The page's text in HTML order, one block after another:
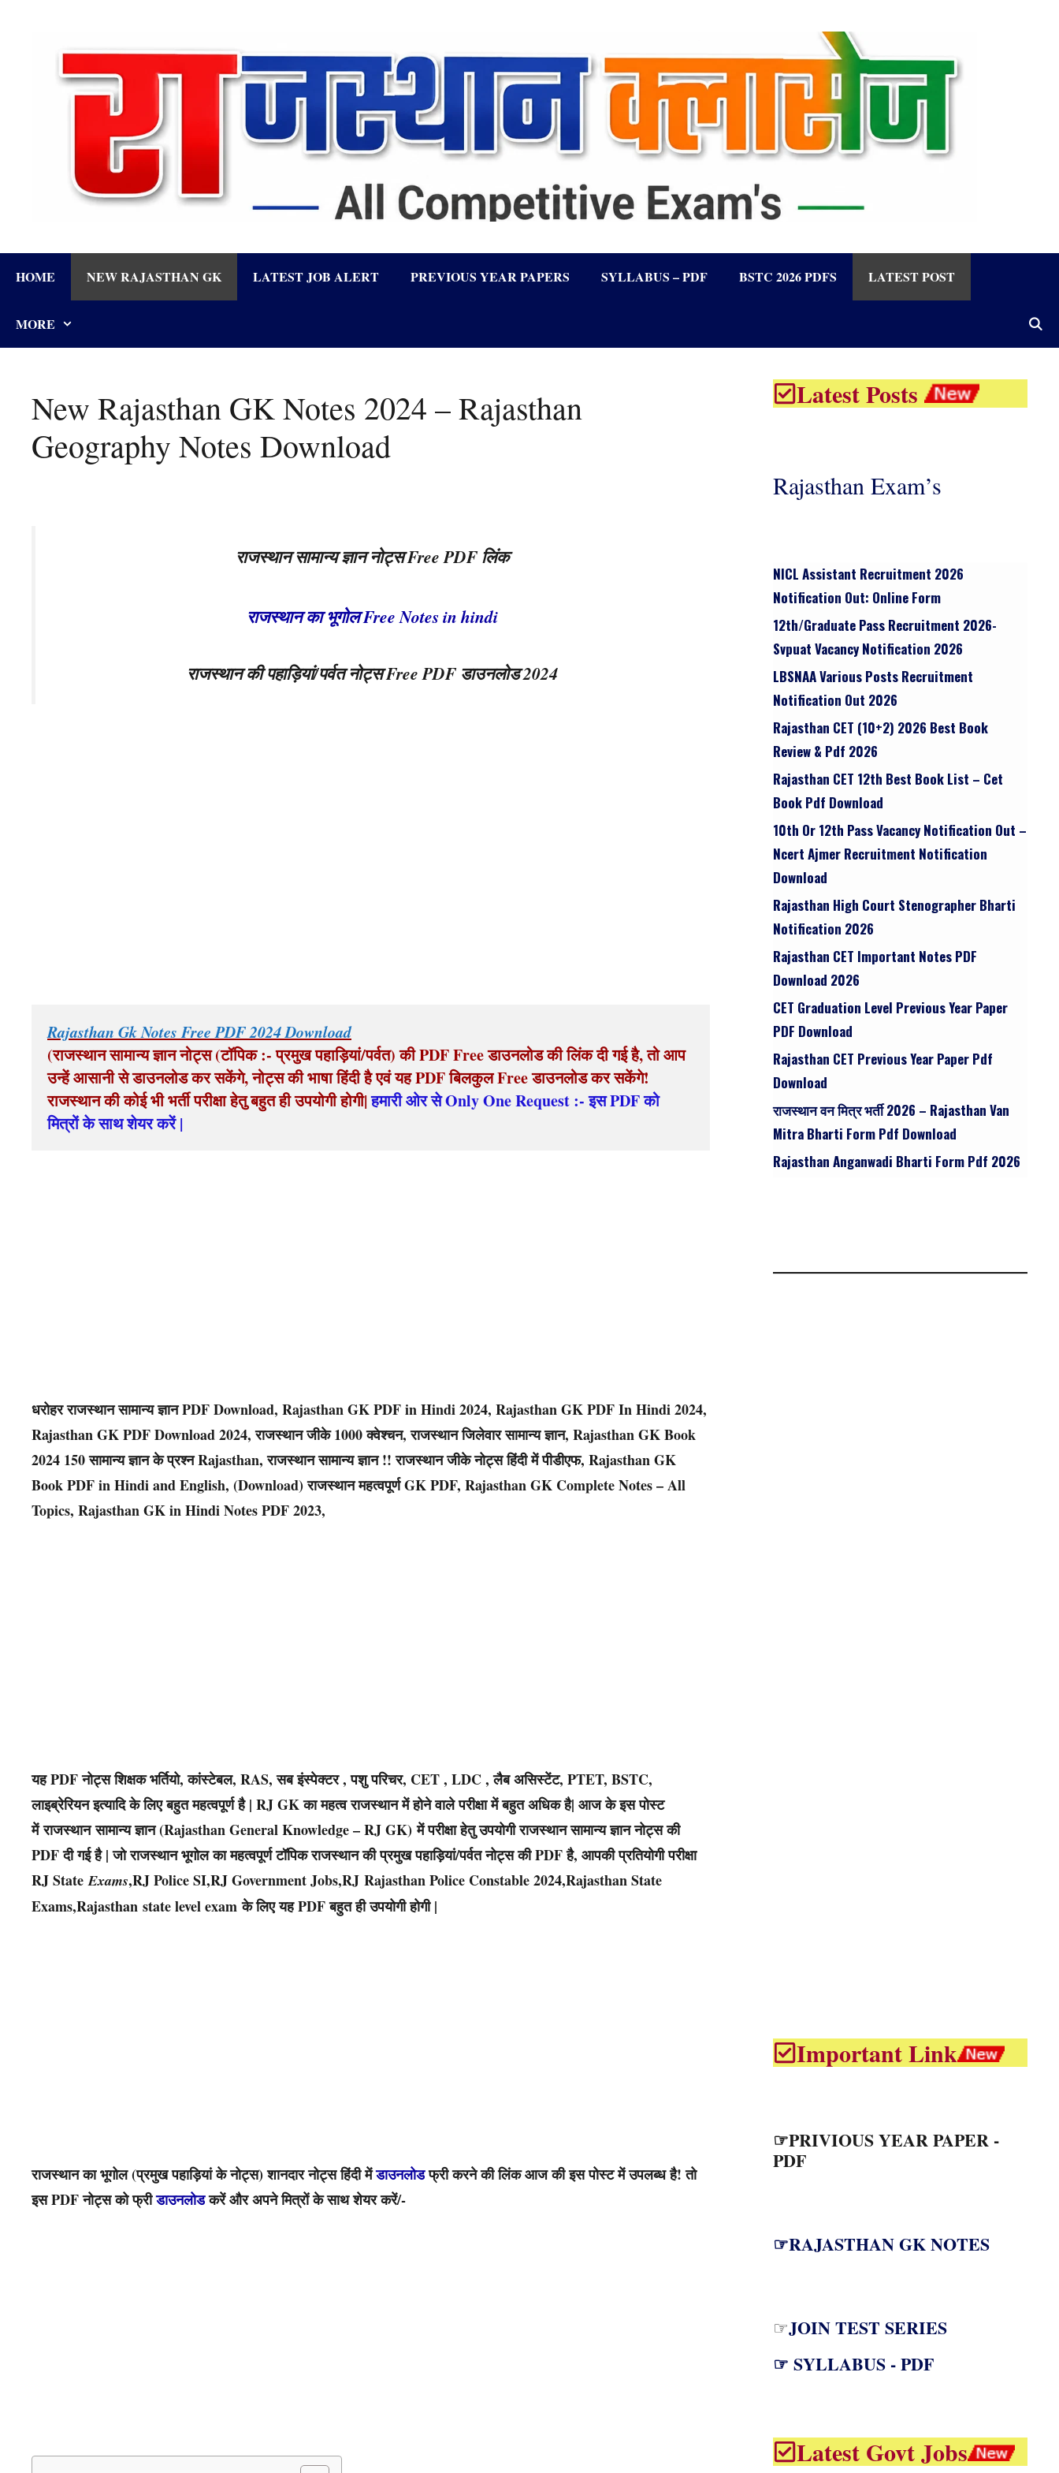
HOME NEW RAJASTHAN GK LATEST JOB ALERT PREVIOUS YEAR PAPERS SYLLABUS – PDF BSTC 2026 PDFS LATEST POST
MORE
New Rajasthan GK Notes 2024 – Rajasthan
Geography Notes Download
राजस्थान सामान्य ज्ञान नोट्स Free PDF लिंक
राजस्थान का भूगोल Free Notes in hindi
राजस्थान की पहाड़ियां/पर्वत नोट्स Free PDF डाउनलोड 2024
Rajasthan Gk Notes Free PDF 2024 Download
(राजस्थान सामान्य ज्ञान नोट्स (टॉपिक :- प्रमुख पहाड़ियां/पर्वत) की PDF Free डाउनलोड की लिंक दी गई है, तो आप
उन्हें आसानी से डाउनलोड कर सकेंगे, नोट्स की भाषा हिंदी है एवं यह PDF बिलकुल Free डाउनलोड कर सकेंगे!
राजस्थान की कोई भी भर्ती परीक्षा हेतु बहुत ही उपयोगी होगी| हमारी ओर से Only One Request :- इस PDF को
मित्रों के साथ शेयर करें |
धरोहर राजस्थान सामान्य ज्ञान PDF Download, Rajasthan GK PDF in Hindi 2024, Rajasthan GK PDF In Hindi 2024,
Rajasthan GK PDF Download 2024, राजस्थान जीके 1000 क्वेश्चन, राजस्थान जिलेवार सामान्य ज्ञान, Rajasthan GK Book
2024 150 सामान्य ज्ञान के प्रश्न Rajasthan, राजस्थान सामान्य ज्ञान !! राजस्थान जीके नोट्स हिंदी में पीडीएफ, Rajasthan GK
Book PDF in Hindi and English, (Download) राजस्थान महत्वपूर्ण GK PDF, Rajasthan GK Complete Notes – All
Topics, Rajasthan GK in Hindi Notes PDF 2023,
यह PDF नोट्स शिक्षक भर्तियो, कांस्टेबल, RAS, सब इंस्पेक्टर , पशु परिचर, CET , LDC , लैब असिस्टेंट, PTET, BSTC,
लाइब्रेरियन इत्यादि के लिए बहुत महत्वपूर्ण है | RJ GK का महत्व राजस्थान में होने वाले परीक्षा में बहुत अधिक है| आज के इस पोस्ट
में राजस्थान सामान्य ज्ञान (Rajasthan General Knowledge – RJ GK) में परीक्षा हेतु उपयोगी राजस्थान सामान्य ज्ञान नोट्स की
PDF दी गई है | जो राजस्थान भूगोल का महत्वपूर्ण टॉपिक राजस्थान की प्रमुख पहाड़ियां/पर्वत नोट्स की PDF है, आपकी प्रतियोगी परीक्षा
RJ StateExams,RJ Police SI,RJ Government Jobs,RJ Rajasthan Police Constable 2024,Rajasthan State
Exams,Rajasthan state level exam के लिए यह PDF बहुत ही उपयोगी होगी |
राजस्थान का भूगोल (प्रमुख पहाड़ियां के नोट्स) शानदार नोट्स हिंदी मेंडाउनलोडफ्री करने की लिंक आज की इस पोस्ट में उपलब्ध है! तो
इस PDF नोट्स को फ्रीडाउनलोडकरें और अपने मित्रों के साथ शेयर करें/-
Latest Posts
Rajasthan Exam’s
NICL Assistant Recruitment 2026
Notification Out: Online Form
12th/graduate Pass Recruitment 2026-
Svpuat Vacancy Notification 2026
LBSNAA Various Posts Recruitment
Notification Out 2026
Rajasthan CET (10+2) 2026 Best Book
Review & Pdf 2026
Rajasthan CET 12th Best Book List – Cet
Book Pdf Download
10th Or 12th Pass Vacancy Notification Out –
Ncert Ajmer Recruitment Notification
Download
Rajasthan High Court Stenographer Bharti
Notification 2026
Rajasthan CET Important Notes PDF
Download 2026
CET Graduation Level Previous Year Paper
PDF Download
Rajasthan CET Previous Year Paper Pdf
Download
राजस्थान वन मित्र भर्ती 2026 – Rajasthan Van
Mitra Bharti Form Pdf Download
Rajasthan Anganwadi Bharti Form Pdf 2026
Important Link
☞PRIVIOUS YEAR PAPER -
PDF
☞RAJASTHAN GK NOTES
☞JOIN TEST SERIES
☞ SYLLABUS - PDF
Latest Govt Jobs